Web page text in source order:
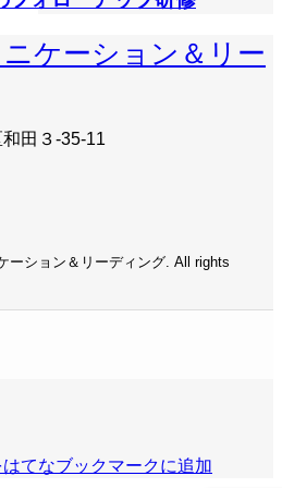
ケーション＆リー
田３-35-11
ーション＆リーディング. All rights